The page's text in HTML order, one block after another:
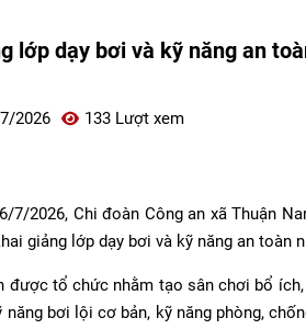
lớp dạy bơi và kỹ năng an
2026 133 Lượt xem
7/2026, Chi đoàn Công an xã Thuận
giảng lớp dạy bơi và kỹ năng an toàn
được tổ chức nhằm tạo sân chơi bổ
năng bơi lội cơ bản, kỹ năng phòng,